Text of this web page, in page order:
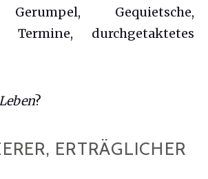
Gequietsche,
Termine, durchgetaktetes
?
ERTRÄGLICHER